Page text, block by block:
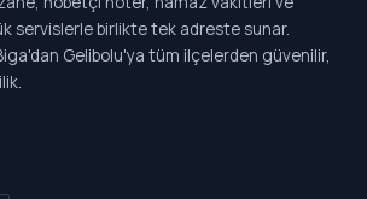
servislerle birlikte tek adreste sunar.
Gelibolu'ya tüm ilçelerden güvenilir,